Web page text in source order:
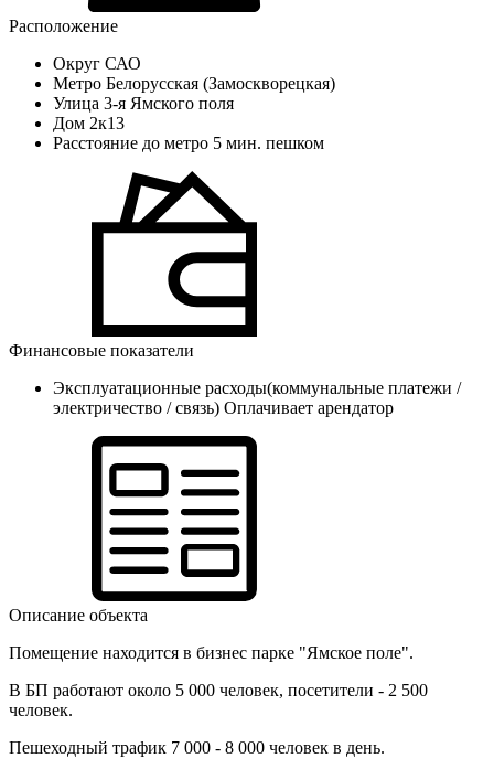
Расположение
Округ САО
Метро Белорусская (Замоскворецкая)
Улица 3-я Ямского поля
Дом 2к13
Расстояние до метро 5 мин. пешком
Финансовые показатели
Эксплуатационные расходы(коммунальные платежи /
электричество / связь) Оплачивает арендатор
Описание объекта
Помещение находится в бизнес парке "Ямское поле".
В БП работают около 5 000 человек, посетители - 2 500
человек.
Пешеходный трафик 7 000 - 8 000 человек в день.